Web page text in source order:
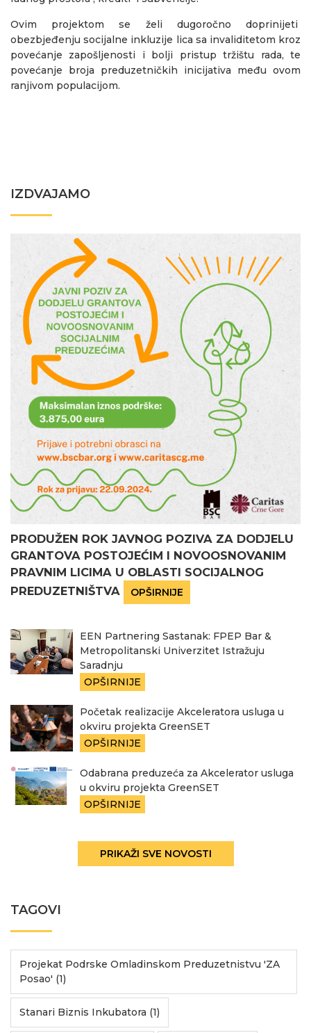
Ovim projektom se želi dugoročno doprinijeti
obezbjeđenju socijalne inkluzije lica sa invaliditetom kroz
povećanje zapošljenosti i bolji pristup tržištu rada, te
povećanje broja preduzetničkih inicijativa među ovom
ranjivom populacijom.
IZDVAJAMO
PRODUŽEN ROK JAVNOG POZIVA ZA DODJELU
GRANTOVA POSTOJEĆIM I NOVOOSNOVANIM
PRAVNIM LICIMA U OBLASTI SOCIJALNOG
PREDUZETNIŠTVA
OPŠIRNIJE
EEN Partnering Sastanak: FPEP Bar &
Metropolitanski Univerzitet Istražuju
Saradnju
OPŠIRNIJE
Početak realizacije Akceleratora usluga u
okviru projekta GreenSET
OPŠIRNIJE
Odabrana preduzeća za Akcelerator usluga
u okviru projekta GreenSET
OPŠIRNIJE
PRIKAŽI SVE NOVOSTI
TAGOVI
Projekat Podrske Omladinskom Preduzetnistvu 'ZA
Posao' (1)
Stanari Biznis Inkubatora (1)